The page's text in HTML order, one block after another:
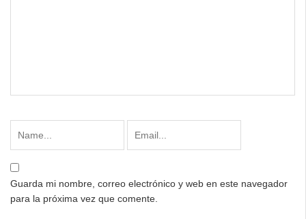
Guarda mi nombre, correo electrónico y web en este navegador
para la próxima vez que comente.